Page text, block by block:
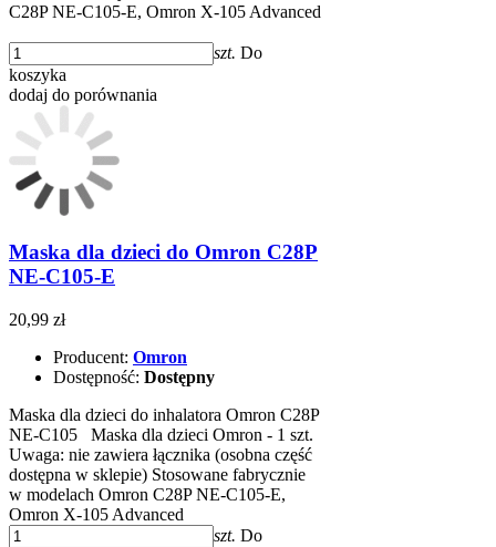
C28P NE-C105-E, Omron X-105 Advanced
szt. Do
koszyka
dodaj do porównania
Maska dla dzieci do Omron C28P
NE-C105-E
20,99 zł
Producent: Omron
Dostępność: Dostępny
Maska dla dzieci do inhalatora Omron C28P
NE-C105 Maska dla dzieci Omron - 1 szt.
Uwaga: nie zawiera łącznika (osobna część
dostępna w sklepie) Stosowane fabrycznie
w modelach Omron C28P NE-C105-E,
Omron X-105 Advanced
szt. Do